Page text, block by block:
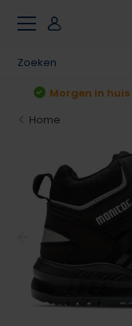
Morgen in huis
Home